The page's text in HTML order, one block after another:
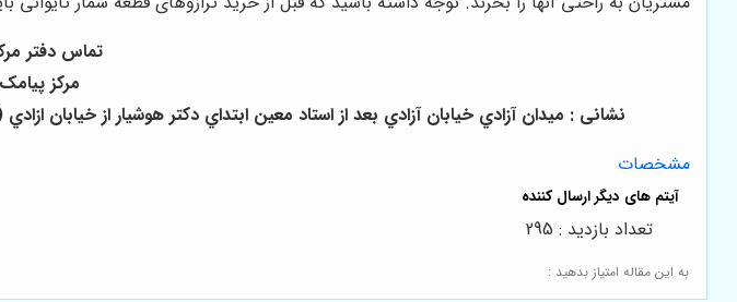
تماس دفتر مرکزی :
مرکز پیامک :
نشانی : ميدان آزادي خيابان آزادي بعد از استاد معين ابتداي دكتر هوشيار از خيابان ازادي (
مشخصات
به این مقاله امتیاز بدهید :
تعداد بازدید : 295